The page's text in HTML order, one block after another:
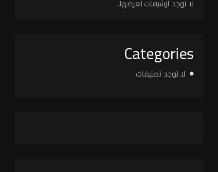
لا توجد أرشيفات لعرضها.
Categories
لا توجد تصنيفات